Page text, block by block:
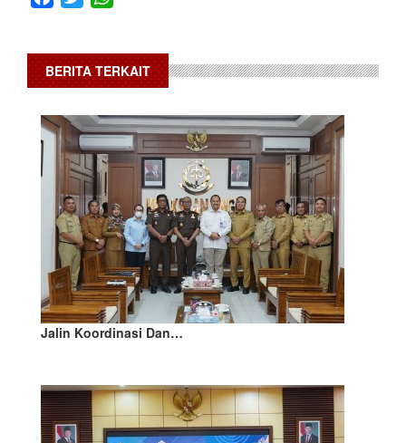
BERITA TERKAIT
Jalin Koordinasi Dan…